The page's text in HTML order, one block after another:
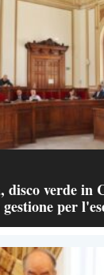
disco verde in
per